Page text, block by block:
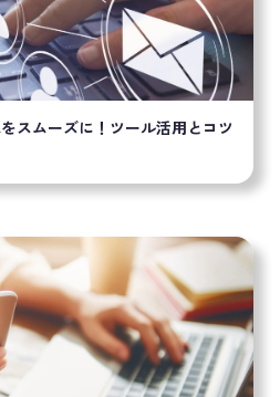
スムーズに！ツール活用とコツ